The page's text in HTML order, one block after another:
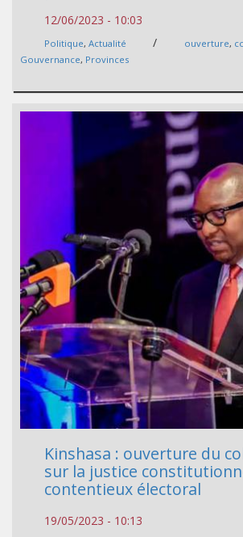
12/06/2023 - 10:03
Politique, Actualité / ouverture,
Gouvernance, Provinces
Kinshasa : ouverture du
sur la justice
contentieux électoral
19/05/2023 - 10:13